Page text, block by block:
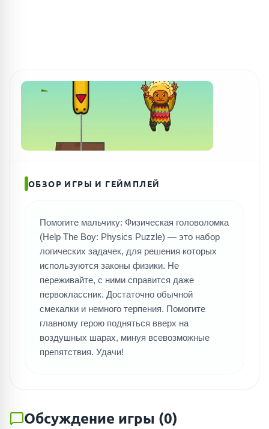
ОБЗОР ИГРЫ И ГЕЙМПЛЕЙ
Помогите мальчику: Физическая головоломка
(Help The Boy: Physics Puzzle) — это набор
логических задачек, для решения которых
используются законы физики. Не
переживайте, с ними справится даже
первоклассник. Достаточно обычной
смекалки и немного терпения. Помогите
главному герою подняться вверх на
воздушных шарах, минуя всевозможные
препятствия. Удачи!
Обсуждение игры (0)